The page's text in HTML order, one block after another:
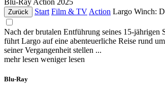
Zurück Start Film & TV Action Largo Winch:
Nach der brutalen Entführung seines 15-
führt Largo auf eine abenteuerliche Reise rund
seiner Vergangenheit stellen ...
mehr lesen weniger lesen
Blu-Ray